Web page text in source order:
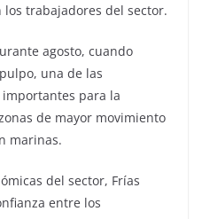
los trabajadores del sector.
agosto, cuando
una de las
para la
de mayor movimiento
marinas.
del sector, Frías
entre los